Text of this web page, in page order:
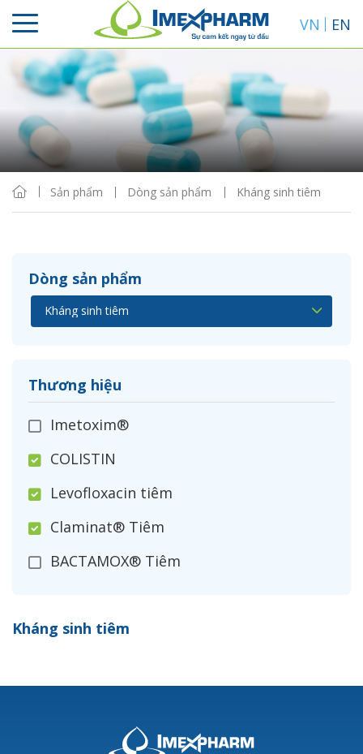
VN EN
Sản phẩm Dòng sản phẩm Kháng sinh tiêm
Dòng sản phẩm
Thương hiệu
Imetoxim®
COLISTIN
Levofloxacin tiêm
Claminat® Tiêm
BACTAMOX® Tiêm
Ceftizoxim®
Kháng sinh tiêm
Sắp xếp
Hiển thị